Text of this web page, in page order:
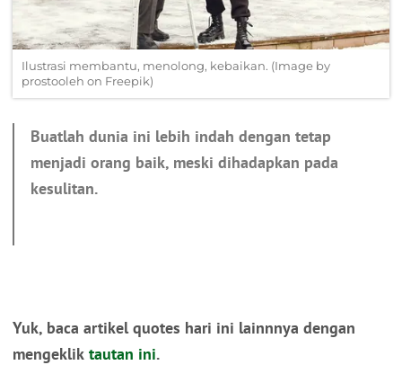
Ilustrasi membantu, menolong, kebaikan. (Image by
prostooleh on Freepik)
Buatlah dunia ini lebih indah dengan tetap
menjadi orang baik, meski dihadapkan pada
kesulitan.
Yuk, baca artikel quotes hari ini lainnnya dengan
mengeklik tautan ini.